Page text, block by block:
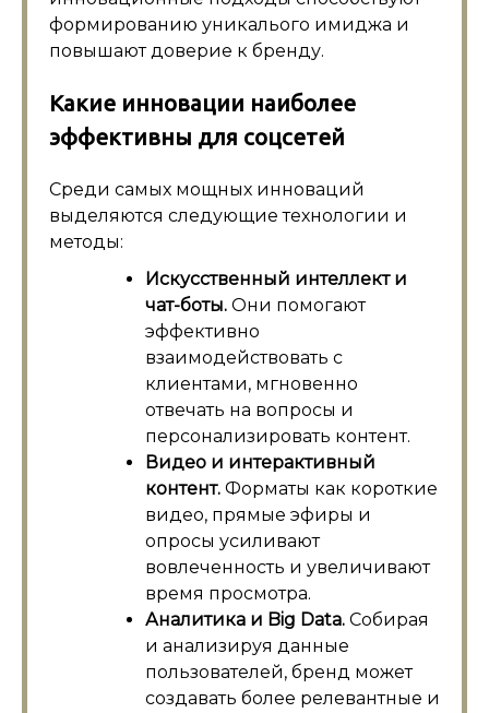
формированию уникалього имиджа и
повышают доверие к бренду.
Какие инновации наиболее
эффективны для соцсетей
Среди самых мощных инноваций
выделяются следующие технологии и
методы:
Искусственный интеллект и
чат-боты. Они помогают
эффективно
взаимодействовать с
клиентами, мгновенно
отвечать на вопросы и
персонализировать контент.
Видео и интерактивный
контент. Форматы как короткие
видео, прямые эфиры и
опросы усиливают
вовлеченность и увеличивают
время просмотра.
Аналитика и Big Data. Собирая
и анализируя данные
пользователей, бренд может
создавать более релевантные и